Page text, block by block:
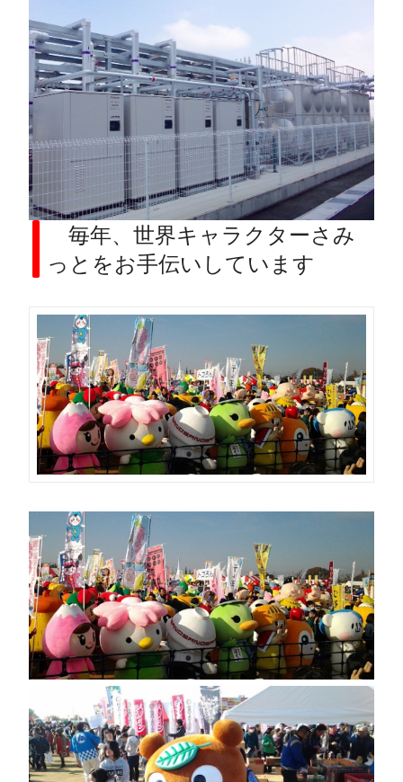
毎年、世界キャラクターさみ
っとをお手伝いしています